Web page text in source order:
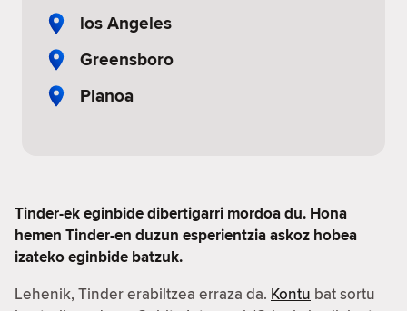
los Angeles
Greensboro
Planoa
Tinder-ek eginbide dibertigarri mordoa du. Hona
hemen Tinder-en duzun esperientzia askoz hobea
izateko eginbide batzuk.
Lehenik, Tinder erabiltzea erraza da. Kontu bat sortu